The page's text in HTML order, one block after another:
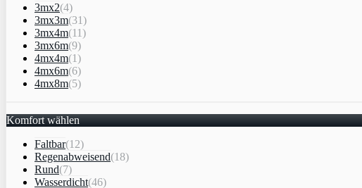
3mx2(4)
3mx3m(31)
3mx4m(11)
3mx6m(9)
4mx4m(1)
4mx6m(6)
4mx8m(5)
Komfort wählen
Faltbar(12)
Regenabweisend(18)
Rund(7)
Wasserdicht(46)